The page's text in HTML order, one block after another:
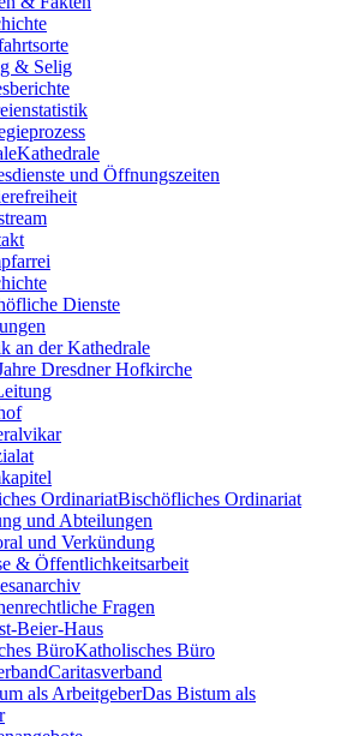
& Selig
Kathedrale
und Öffnungszeiten
Dienste
an der Kathedrale
Dresdner Hofkirche
Bischöfliches Ordinariat
und Abteilungen
und Verkündung
& Öffentlichkeitsarbeit
Fragen
Beier-Haus
Katholisches Büro
Caritasverband
Das Bistum als